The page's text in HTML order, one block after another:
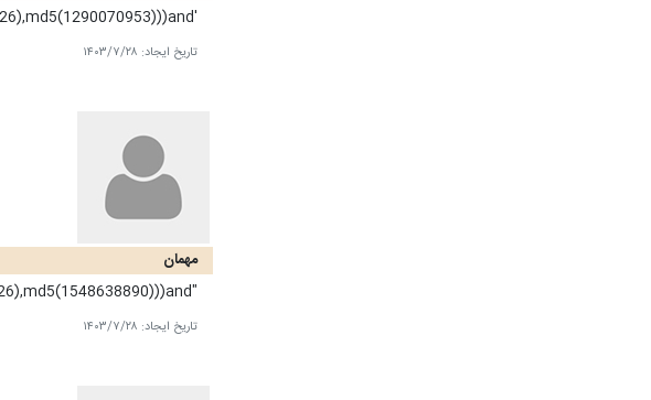
'and/**/extractvalue(1,concat(char(126),md5(1290070953)))and'
تاریخ ایجاد: ۱۴۰۳/۷/۲۸
مهمان
"and/**/extractvalue(1,concat(char(126),md5(1548638890)))and"
تاریخ ایجاد: ۱۴۰۳/۷/۲۸